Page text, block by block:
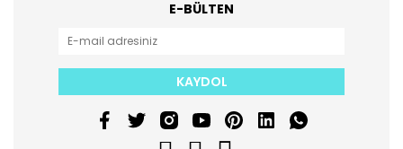
E-BÜLTEN
KAYDOL